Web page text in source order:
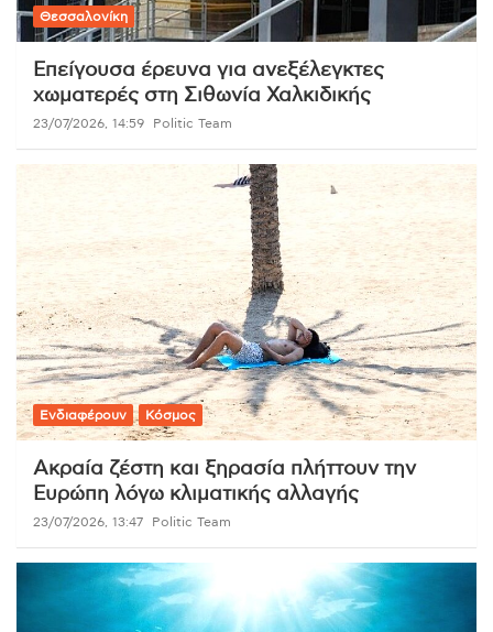
Θεσσαλονίκη
Επείγουσα έρευνα για ανεξέλεγκτες
χωματερές στη Σιθωνία Χαλκιδικής
23/07/2026, 14:59 Politic Team
Ενδιαφέρουν Κόσμος
Ακραία ζέστη και ξηρασία πλήττουν την
Ευρώπη λόγω κλιματικής αλλαγής
23/07/2026, 13:47 Politic Team